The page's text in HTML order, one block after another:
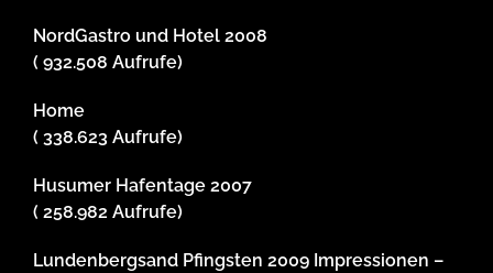
NordGastro und Hotel 2008
( 932.508 Aufrufe)
Home
( 338.623 Aufrufe)
Husumer Hafentage 2007
( 258.982 Aufrufe)
Lundenbergsand Pfingsten 2009 Impressionen –